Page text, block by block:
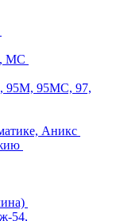
МС
95М, 95МС, 97,
Аникс
54,